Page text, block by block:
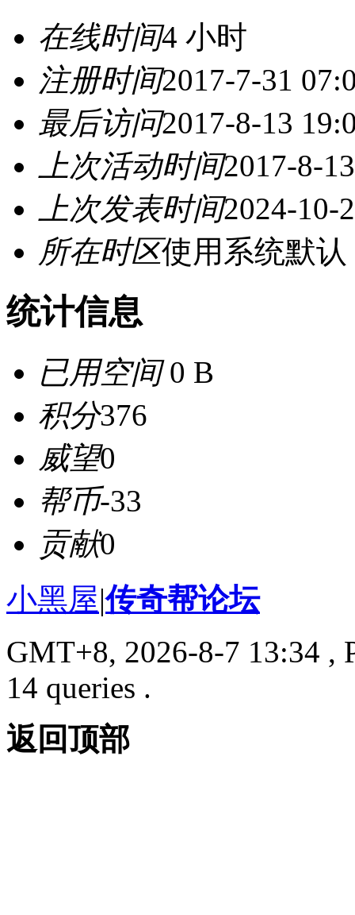
在线时间4 小时
注册时间2017-7-31
最后访问2017-8-13
上次活动时间2017-8-
上次发表时间2024-10-
所在时区使用系统默认
统计信息
已用空间0 B
积分376
威望0
帮币-33
贡献0
小黑屋|传奇帮论坛
GMT+8, 2026-8-7 13:34 ,
14 queries .
返回顶部